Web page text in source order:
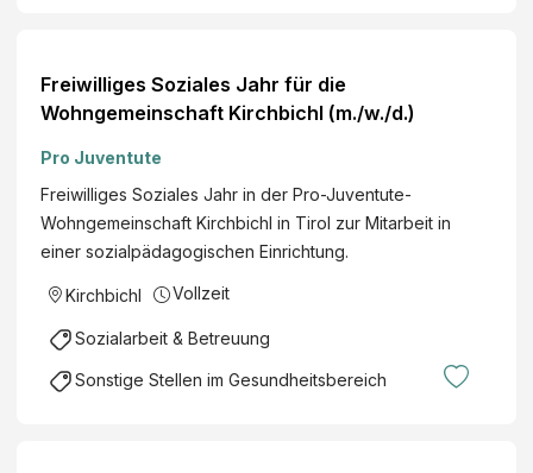
Freiwilliges Soziales Jahr für die
Wohngemeinschaft Kirchbichl (m./w./d.)
Pro Juventute
Freiwilliges Soziales Jahr in der Pro-Juventute-
Wohngemeinschaft Kirchbichl in Tirol zur Mitarbeit in
einer sozialpädagogischen Einrichtung.
Kirchbichl Vollzeit
Sozialarbeit & Betreuung
Sonstige Stellen im Gesundheitsbereich